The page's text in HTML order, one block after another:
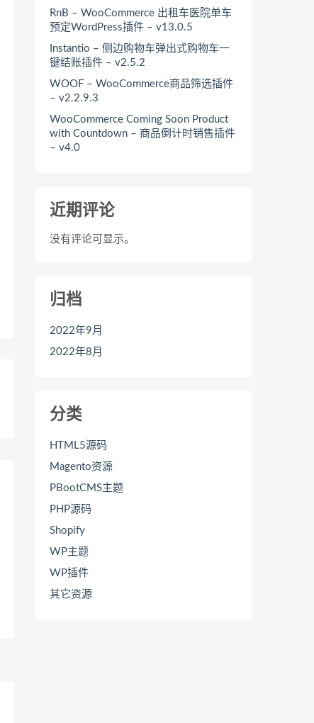
RnB – WooCommerce 出租车医院单车
预定WordPress插件 – v13.0.5
Instantio – 侧边购物车弹出式购物车一
键结账插件 – v2.5.2
WOOF – WooCommerce商品筛选插件
– v2.2.9.3
WooCommerce Coming Soon Product
with Countdown – 商品倒计时销售插件
– v4.0
近期评论
没有评论可显示。
归档
2022年9月
2022年8月
分类
HTML5源码
Magento资源
PBootCMS主题
PHP源码
Shopify
WP主题
WP插件
其它资源